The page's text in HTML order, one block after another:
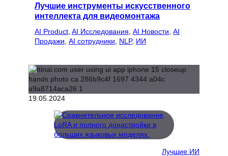
Лучшие инструменты искусственного
интеллекта для видеомонтажа
AI Product AI Исследования AI Новости AI
Продажи AI сотрудники NLP, ИИ
19.05.2024
Лучшие ИИ